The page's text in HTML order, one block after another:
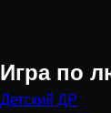
Игра по
Детский ДР